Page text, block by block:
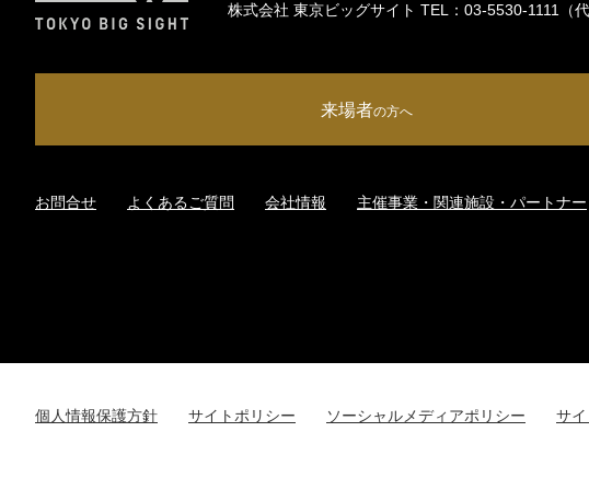
株式会社 東京ビッグサイト TEL： 03-5530-1111 （
来場者の方へ
お問合せ よくあるご質問 会社情報 主催事業・関連施設・パートナー
個人情報保護方針 サイトポリシー ソーシャルメディアポリシー サ